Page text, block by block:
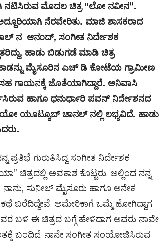
ನಟಿಸಿರುವ ಮೊದಲ ಚಿತ್ರ “ಲೋ ನವೀನ”.
ನೆರವೇರಿತು. ಮಾಜಿ ಶಾಸಕರಾದ
ನ ಆನಂದ್, ಸಂಗೀತ ನಿರ್ದೇಶಕ
ಹಾಡು ಬಿಡುಗಡೆ ಮಾಡಿ ಚಿತ್ರ
ಮೈಸೂರಿನ ಎಚ್ ಡಿ ಕೋಟೆಯ ಗ್ರಾಮೀಣ
ಸಹ ಗಾಯನಕ್ಕೆ ಜೊತೆಯಾಗಿದ್ದಾರೆ. ಅನಿವಾಸಿ
ಹಾಗೂ ಧನುರ್ಧಾರಿ ಪವನ್ ನಿರ್ದೇಶನದ
ಯೂಟ್ಯೂಬ್ ಚಾನಲ್ ನಲ್ಲಿ ಲಭ್ಯವಿದೆ. ಹಾಡು
ಪ್ರತಿಭೆ ಗುರುತಿಸಿದ್ದ ಸಂಗೀತ ನಿರ್ದೇಶಕ
ಚಿತ್ರದಲ್ಲಿ ಅವಕಾಶ ಕೊಟ್ಟರು. ಅಲ್ಲಿಂದ ನನ್ನ
ನಾನು, ಸುನೀಲ್ ಮೈಸೂರು ಹಾಗೂ ಅನೇಕ
ಬರೆದಿದ್ದೇವೆ. ಅಮೇರಿಕಾಗೆ ಒಮ್ಮೆ ಹೋಗಿದ್ದಾಗ
ಬಳಿ ಈ ಚಿತ್ರದ ಬಗ್ಗೆ ಹೇಳಿದಾಗ ಅವರು ನಾವೇ
ಬಂದಿದೆ. ನಾನೇ ಸಂಗೀತ ಸಂಯೋಜಿಸಿರುವ